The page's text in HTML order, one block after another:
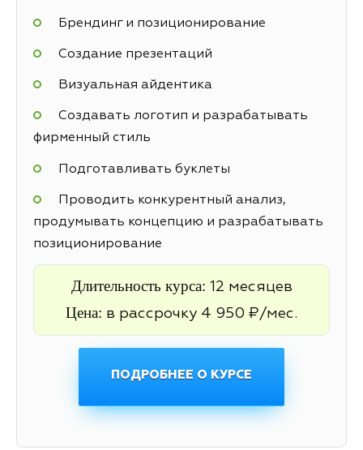
Брендинг и позиционирование
Создание презентаций
Визуальная айдентика
Создавать логотип и разрабатывать
фирменный стиль
Подготавливать буклеты
Проводить конкурентный анализ,
продумывать концепцию и разрабатывать
позиционирование
Длительность курса: 12 месяцев
Цена: в рассрочку 4 950 ₽/мес.
ПОДРОБНЕЕ О КУРСЕ